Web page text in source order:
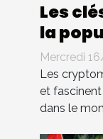
Les
la
Mercredi
Les
et fascinent
dans le